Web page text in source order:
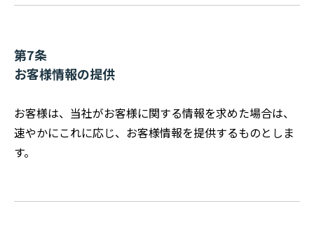
第7条
お客様情報の提供
お客様は、当社がお客様に関する情報を求めた場合は、
速やかにこれに応じ、お客様情報を提供するものとしま
す。